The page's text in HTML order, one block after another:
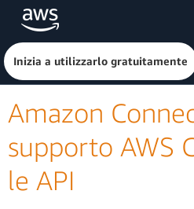
Passa al contenuto principale
Fai clic qui per tornare
Inizia a utilizzarlo gratuitamente
Amazon
supporto AWS
le API